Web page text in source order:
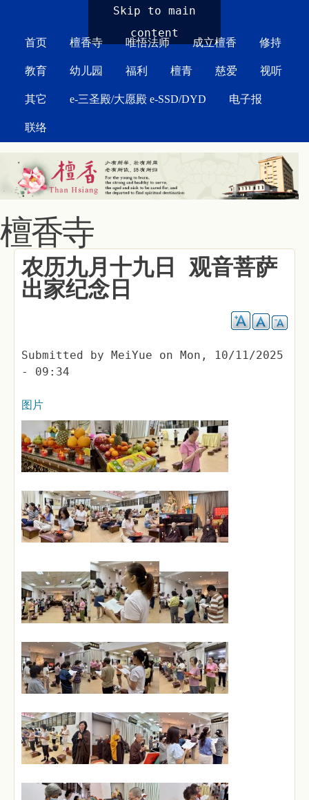
Skip to main
content
首页 檀香寺 唯悟法师 成立檀香 修持
教育 幼儿园 福利 檀青 慈爱 视听
其它 e-三圣殿/大愿殿 e-SSD/DYD 电子报
联络
檀香寺
农历九月十九日 观音菩萨
出家纪念日
Submitted by MeiYue on Mon, 10/11/2025
- 09:34
图片